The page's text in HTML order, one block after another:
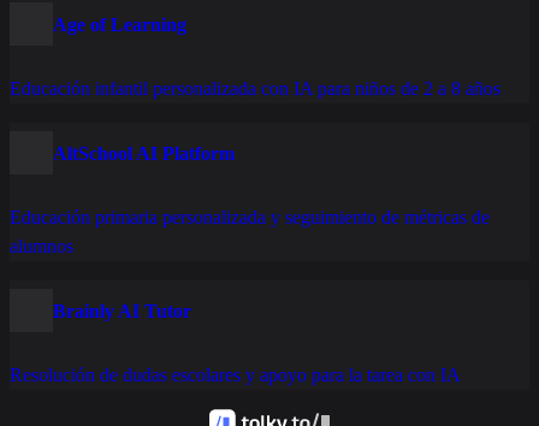
Age of Learning
Educación infantil personalizada con IA para niños de 2 a 8 años
AltSchool AI Platform
Educación primaria personalizada y seguimiento de métricas de
alumnos
Brainly AI Tutor
Resolución de dudas escolares y apoyo para la tarea con IA